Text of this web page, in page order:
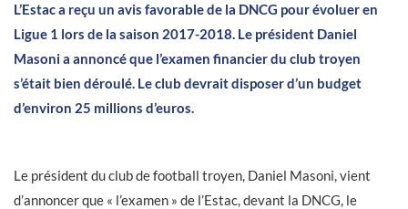
Cette vidéo n'a pas pu être chargée, soit
parce que le serveur ou le réseau a
échoué ou parce que le format n'est pas
reconnu.
L’Estac a reçu un avis favorable de la DNCG pour évoluer en
Ligue 1 lors de la saison 2017-2018. Le président Daniel
Masoni a annoncé que l’examen financier du club troyen
s’était bien déroulé. Le club devrait disposer d’un budget
d’environ 25 millions d’euros.
Le président du club de football troyen, Daniel Masoni, vient
d’annoncer que « l’examen » de l’Estac, devant la DNCG, le